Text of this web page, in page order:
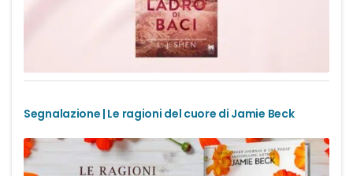
Segnalazione | Le ragioni del cuore di Jamie Beck